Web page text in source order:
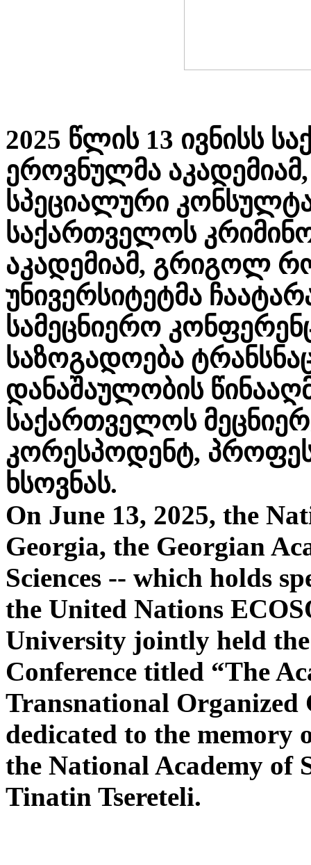
2025 წლის 13 ივნისს
ეროვნულმა
სპეციალური
საქართველოს
აკადემიამ, გრიგოლ
უნივერსიტეტმა
სამეცნიერო
საზოგადოება
დანაშაულობის
საქართველოს
კორესპოდენტ,
ხსოვნას.
On June 13, 2025, the
Georgia, the Georgian
Sciences -- which holds
the United Nations
University jointly held
Conference titled “The
Transnational Organized
dedicated to the memory
the National Academy of
Tinatin Tsereteli.